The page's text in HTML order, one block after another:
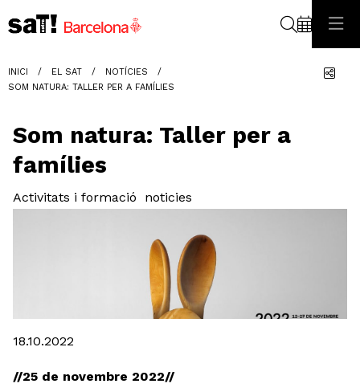
INICI EL SAT
NOTÍCIES
SOM NATURA: TALLER PER A FAMÍLIES
Som natura: Taller per a
famílies
Activitats i formació noticies
18.10.2022
//25 de novembre 2022//